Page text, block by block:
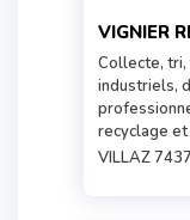
VIGNIER
Collecte,
industriels,
recyclage
VILLAZ